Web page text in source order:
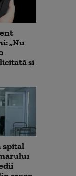
„Nu
și
spital